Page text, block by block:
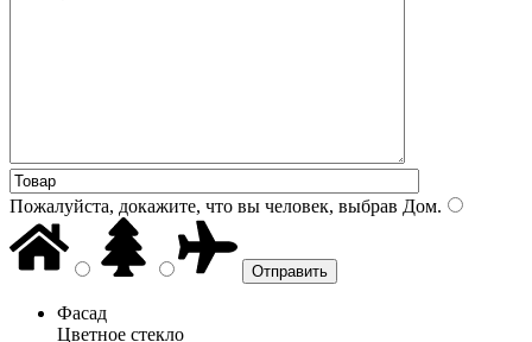
Пожалуйста, докажите, что вы человек, выбрав Дом.
Фасад
Цветное стекло